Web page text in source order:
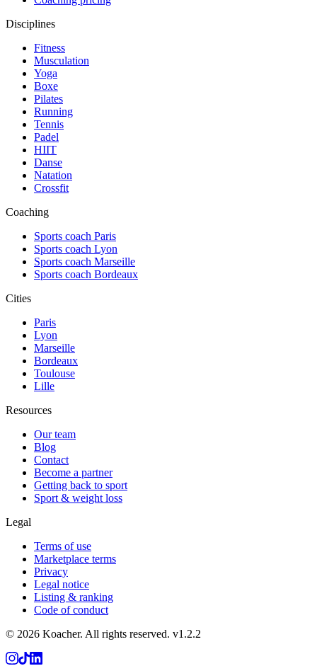
Disciplines
Fitness
Musculation
Yoga
Boxe
Pilates
Running
Tennis
Padel
HIIT
Danse
Natation
Crossfit
Coaching
Sports coach Paris
Sports coach Lyon
Sports coach Marseille
Sports coach Bordeaux
Cities
Paris
Lyon
Marseille
Bordeaux
Toulouse
Lille
Resources
Our team
Blog
Contact
Become a partner
Getting back to sport
Sport & weight loss
Legal
Terms of use
Marketplace terms
Privacy
Legal notice
Listing & ranking
Code of conduct
© 2026 Koacher. All rights reserved. v1.2.2